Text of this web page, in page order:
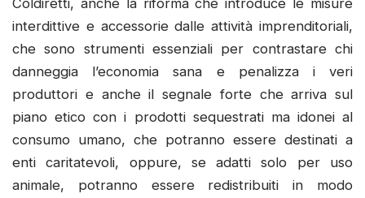
interdittive e accessorie dalle attività imprenditoriali,
che sono strumenti essenziali per contrastare chi
danneggia l’economia sana e penalizza i veri
produttori e anche il segnale forte che arriva sul
piano etico con i prodotti sequestrati ma idonei al
consumo umano, che potranno essere destinati a
enti caritatevoli, oppure, se adatti solo per uso
animale, potranno essere redistribuiti in modo